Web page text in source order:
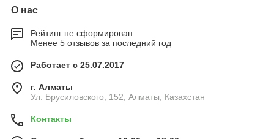
О нас
Рейтинг не сформирован
Менее 5 отзывов за последний год
Работает с 25.07.2017
г. Алматы
Ул. Брусиловского, 152, Алматы, Казахстан
Контакты